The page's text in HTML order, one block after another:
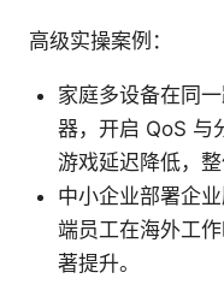
高级实操案例：
家庭多设备在同
器，开启 QoS 与
游戏延迟降低，
中小企业部署企
端员工在海外工
著提升。